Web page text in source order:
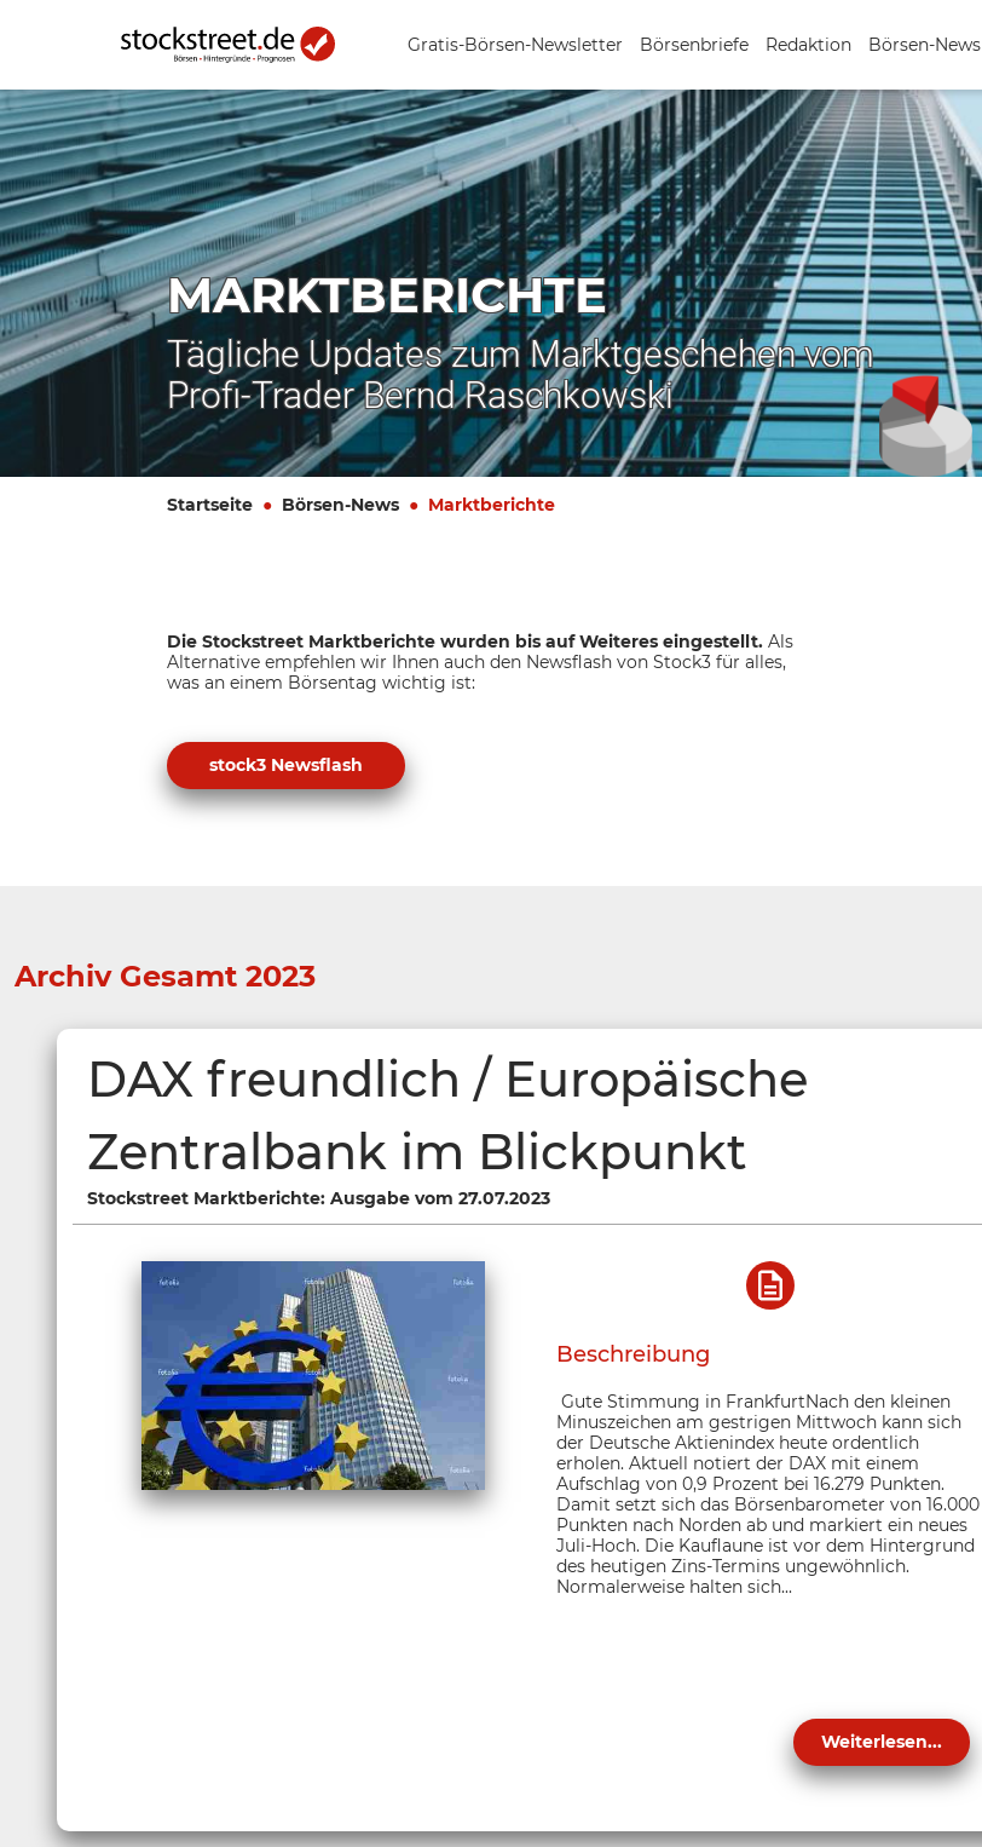
Gratis-Börsen-Newsletter Börsenbriefe Redaktion Börsen-News
MARKTBERICHTE
Tägliche Updates zum Marktgeschehen vom
Profi-Trader Bernd Raschkowski
Startseite Börsen-News Marktberichte
Die Stockstreet Marktberichte wurden bis auf Weiteres eingestellt.Als
Alternative empfehlen wir Ihnen auch den Newsflash von Stock3 für alles,
was an einem Börsentag wichtig ist:
stock3 Newsflash
Archiv Gesamt 2023
DAX freundlich / Europäische
Zentralbank im Blickpunkt
Stockstreet Marktberichte: Ausgabe vom 27.07.2023
Beschreibung
Gute Stimmung in FrankfurtNach den kleinen
Minuszeichen am gestrigen Mittwoch kann sich
der Deutsche Aktienindex heute ordentlich
erholen. Aktuell notiert der DAX mit einem
Aufschlag von 0,9 Prozent bei 16.279 Punkten.
Damit setzt sich das Börsenbarometer von 16.000
Punkten nach Norden ab und markiert ein neues
Juli-Hoch. Die Kauflaune ist vor dem Hintergrund
des heutigen Zins-Termins ungewöhnlich.
Normalerweise halten sich...
Weiterlesen...